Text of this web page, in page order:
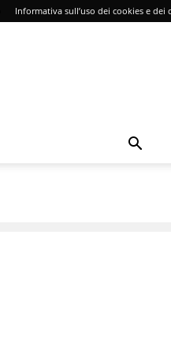
Informativa sull’uso dei cookies e dei